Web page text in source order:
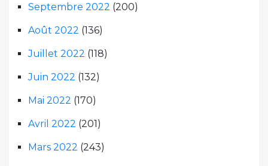
Septembre 2022 (200)
Août 2022 (136)
Juillet 2022 (118)
Juin 2022 (132)
Mai 2022 (170)
Avril 2022 (201)
Mars 2022 (243)